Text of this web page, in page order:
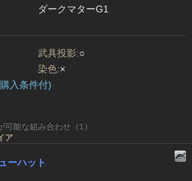
ダークマターG1
武具投影:○
染色:×
入条件付)
能な組み合わせ（1）
ア
ーハット